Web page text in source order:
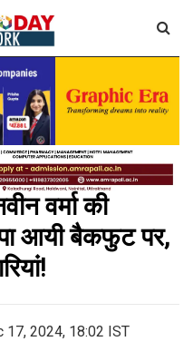
वर्मा की
आयी बैकफुट पर,
17, 2024, 18:02 IST